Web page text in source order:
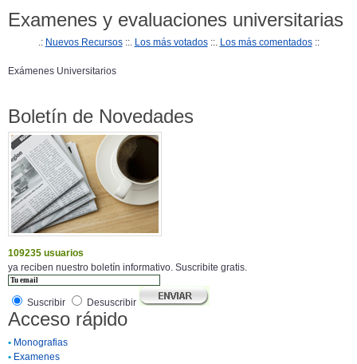
Examenes y evaluaciones universitarias
.: Nuevos Recursos::. Los más votados::. Los más comentados::
Exámenes Universitarios
Boletín de Novedades
109235 usuarios
ya reciben nuestro boletín informativo. Suscribite gratis.
Suscribir Desuscribir
Acceso rápido
• Monografias
• Examenes